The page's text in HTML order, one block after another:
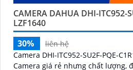
CAMERA DAHUA DHI-ITC952-
LZF1640
30%
liên hệ
Camera DHI-ITC952-SU2F-PQE-
Camera giá rẻ nhưng chất lượng,